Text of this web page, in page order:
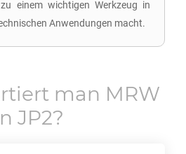
einem wichtigen Werkzeug in
Anwendungen macht.
man MRW
JP2?